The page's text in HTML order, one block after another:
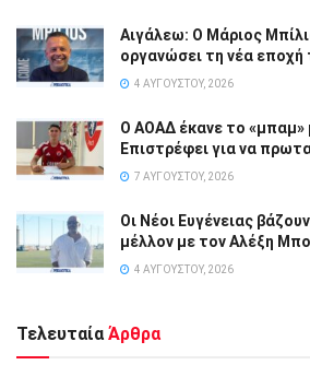
Αιγάλεω: Ο Μάριος
οργανώσει τη νέα εποχή
4 ΑΥΓΟΎΣΤΟΥ, 2026
Ο ΑΟΑΔ έκανε το «μπαμ»
Επιστρέφει για να
7 ΑΥΓΟΎΣΤΟΥ, 2026
Οι Νέοι Ευγένειας
μέλλον με τον Αλέξη
4 ΑΥΓΟΎΣΤΟΥ, 2026
Τελευταία Άρθρα